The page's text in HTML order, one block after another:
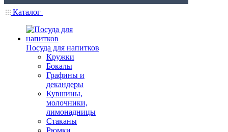
Каталог
Посуда для напитков
Кружки
Бокалы
Графины и
декандеры
Кувшины,
молочники,
лимонадницы
Стаканы
Рюмки